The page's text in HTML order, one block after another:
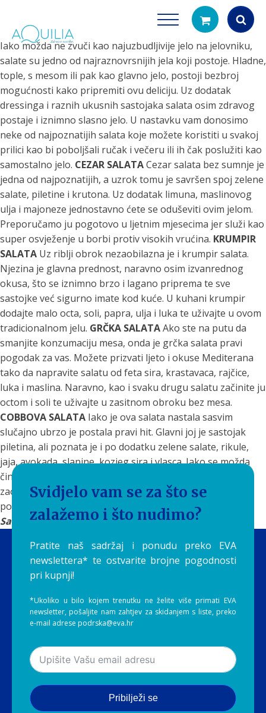
Products
search
Iako možda ne zvuči kao najuzbudljivije jelo na jelovniku,
salate su jedno od najraznovrsnijih jela koji postoje. Hladne,
tople, s mesom ili pak kao glavno jelo, postoji bezbroj
mogućnosti kako pripremiti ovu deliciju. Uz dodatak
dressinga i raznih ukusnih sastojaka salata osim zdravog
postaje i iznimno slasno jelo. U nastavku vam donosimo
neke od najpoznatijih salata koje možete koristiti u svakoj
prilici kao bi poboljšali ručak i večeru ili ih čak poslužiti kao
samostalno jelo. CEZAR SALATACezar salata bez sumnje je
jedna od najpoznatijih, a uzrok tomu je savršen spoj zelene
salate, piletine i krutona. Uz dodatak limuna, maslinovog
ulja i majoneze jednostavno ćete se oduševiti ovim jelom.
Preporučamo ju pogotovo u ljetnim mjesecima jer služi kao
super osvježenje u borbi protiv visokih vrućina. KRUMPIR
SALATA Uz riblji obrok nezaobilazna je i krumpir salata.
Njezina je glavna prednost, naravno osim izvanrednog
okusa, što se iznimno brzo i lagano priprema te sve
sastojke već sigurno imate kod kuće. U kuhani krumpir
dodajte malo octa, soli, papra, ulja i luka te uživajte u ovom
tradicionalnom jelu. GRČKA SALATAAko ste na putu da
smanjite konzumaciju mesa, onda je grčka salata pravi
pogodak za vas. Možete prizvati ljeto i okuse Mediterana
tako da napravite salatu od feta sira, krastavaca, rajčice,
luka i maslina. Naravno, kao i svaku drugu salatu začinite ju
octom i soli te uživajte u zasitnom obroku bez mesa.
COBBOVA SALATA Iako je ova salata nastala sasvim
slučajno ubrzo je postala pravi hit. Glavni joj je sastojak
piletina, ali poznata je i po dodatku zelene salate, rikule,
jaja, avokada, slanine, kozjeg sira i vlasca. Iako se možda
čini malo neobična, preporučamo vam da nikako ne
zaobilazite ovu salatu te vam jamčimo da će ona uskoro
postati stalan obrok na vašem meniju.
Tekst napisala:
Sara Terzić
Svidjelo vam se za što se
zalažemo i što nudimo?
Pratite naš sadržaj i ponudu preko EVA
newslettera* te ostvarite brojne pogodnosti
pri kupnji!
*Ukoliko u bilo kojem trenutku ne želite više primati EVA
newsletter, pošaljite nam zahtjev za skidanjem s liste, preko
e-mail adrese podrska@eva.hr
Pribilježi se
Tuš glave
filtriranje vode za tuširanje
Vrčevi za
Potpuno prijenosno
čistu vodu za